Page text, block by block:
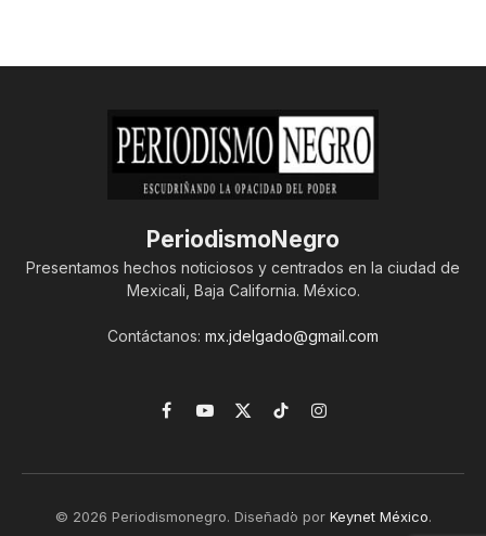
PeriodismoNegro
Presentamos hechos noticiosos y centrados en la ciudad de
Mexicali, Baja California. México.
Contáctanos: mx.jdelgado@gmail.com
Facebook
YouTube
X
TikTokInstagram
© 2026 Periodismonegro. Diseñado por Keynet México.